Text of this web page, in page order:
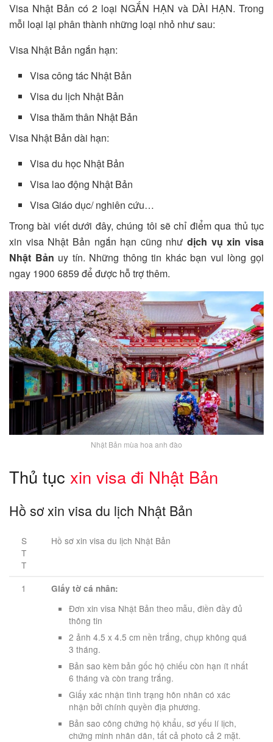
Visa Nhật Bản có 2 loại NGẮN HẠN và DÀI HẠN. Trong
mỗi loại lại phân thành những loại nhỏ như sau:
Visa Nhật Bản ngắn hạn:
Visa công tác Nhật Bản
Visa du lịch Nhật Bản
Visa thăm thân Nhật Bản
Visa Nhật Bản dài hạn:
Visa du học Nhật Bản
Visa lao động Nhật Bản
Visa Giáo dục/ nghiên cứu…
Trong bài viết dưới đây, chúng tôi sẽ chỉ điểm qua thủ tục
xin visa Nhật Bản ngắn hạn cũng nhưdịch vụ xin visa
Nhật Bản uy tín. Những thông tin khác bạn vui lòng gọi
ngay 1900 6859 để được hỗ trợ thêm.
Nhật Bản mùa hoa anh đào
Thủ tục xin visa đi Nhật Bản
Hồ sơ xin visa du lịch Nhật Bản
S
T
T
Hồ sơ xin visa du lịch Nhật Bản
1 Giấy tờ cá nhân:
Đơn xin visa Nhật Bản theo mẫu, điền đầy đủ
thông tin
2 ảnh 4.5 x 4.5 cm nền trắng, chụp không quá
3 tháng.
Bản sao kèm bản gốc hộ chiếu còn hạn ít nhất
6 tháng và còn trang trắng.
Giấy xác nhận tình trạng hôn nhân có xác
nhận bởi chính quyền địa phương.
Bản sao công chứng hộ khẩu, sơ yếu lí lịch,
chứng minh nhân dân, tất cả photo cả 2 mặt.